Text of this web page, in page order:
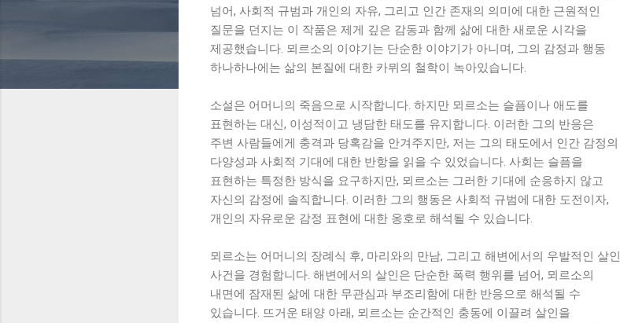
넘어, 사회적 규범과 개인의 자유, 그리고 인간 존재의 의미에 대한 근원적인
질문을 던지는 이 작품은 제게 깊은 감동과 함께 삶에 대한 새로운 시각을
제공했습니다. 뫼르소의 이야기는 단순한 이야기가 아니며, 그의 감정과 행동
하나하나에는 삶의 본질에 대한 카뮈의 철학이 녹아있습니다.
소설은 어머니의 죽음으로 시작합니다. 하지만 뫼르소는 슬픔이나 애도를
표현하는 대신, 이성적이고 냉담한 태도를 유지합니다. 이러한 그의 반응은
주변 사람들에게 충격과 당혹감을 안겨주지만, 저는 그의 태도에서 인간 감정의
다양성과 사회적 기대에 대한 반항을 읽을 수 있었습니다. 사회는 슬픔을
표현하는 특정한 방식을 요구하지만, 뫼르소는 그러한 기대에 순응하지 않고
자신의 감정에 솔직합니다. 이러한 그의 행동은 사회적 규범에 대한 도전이자,
개인의 자유로운 감정 표현에 대한 옹호로 해석될 수 있습니다.
뫼르소는 어머니의 장례식 후, 마리와의 만남, 그리고 해변에서의 우발적인 살인
사건을 경험합니다. 해변에서의 살인은 단순한 폭력 행위를 넘어, 뫼르소의
내면에 잠재된 삶에 대한 무관심과 부조리함에 대한 반응으로 해석될 수
있습니다. 뜨거운 태양 아래, 뫼르소는 순간적인 충동에 이끌려 살인을